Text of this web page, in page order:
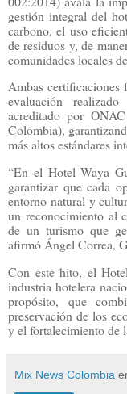
gestión integral del
carbono, el uso
de residuos y, de
comunidades locales
Ambas certificaciones
evaluación
acreditado por
Colombia),
más altos estándares
“En el Hotel Waya
garantizar que cada
entorno natural y
un reconocimiento al
de un turismo que
afirmó Ángel Correa,
Con este hito, el
industria hotelera
propósito, que
preservación de los
y el fortalecimiento de
Mix News Colombia